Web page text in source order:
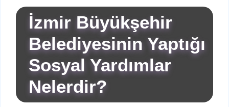
İzmir Büyükşehir
Belediyesinin Yaptığı
Sosyal Yardımlar
Nelerdir?